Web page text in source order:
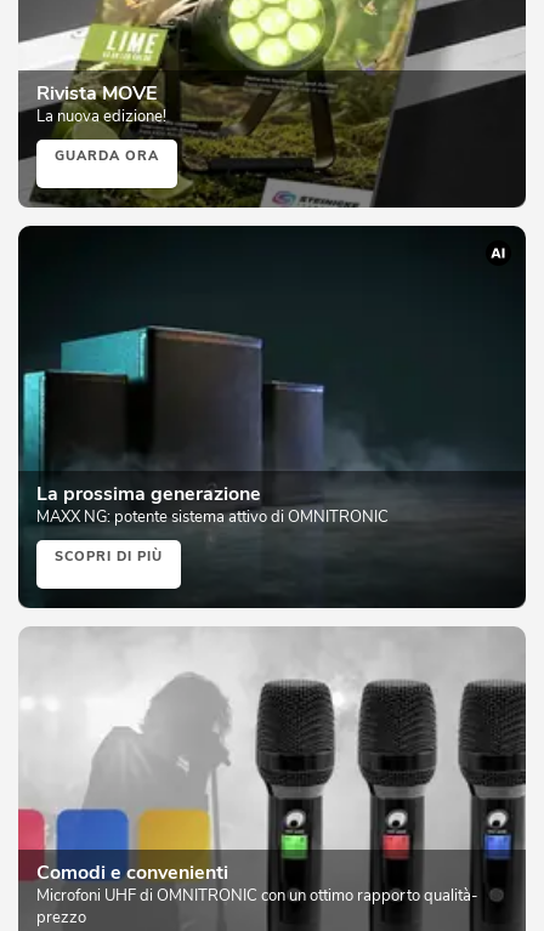
Rivista MOVE
La nuova edizione!
GUARDA ORA
La prossima generazione
MAXX NG: potente sistema attivo di OMNITRONIC
SCOPRI DI PIÙ
Comodi e convenienti
Microfoni UHF di OMNITRONIC con un ottimo rapporto qualità-
prezzo